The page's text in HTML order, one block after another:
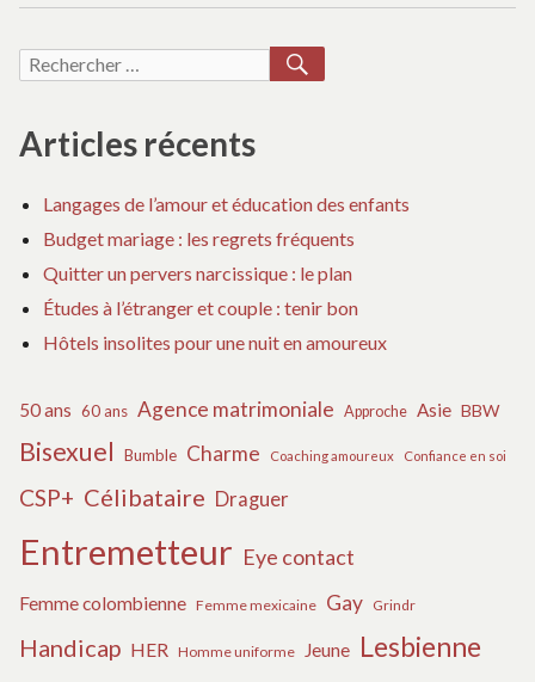
Recherche
Articles récents
Langages de l’amour et éducation des enfants
Budget mariage : les regrets fréquents
Quitter un pervers narcissique : le plan
Études à l’étranger et couple : tenir bon
Hôtels insolites pour une nuit en amoureux
50 ans 60 ans Agence matrimoniale Approche Asie BBW
Bisexuel Bumble Charme Coaching amoureux Confiance en soi
CSP+ Célibataire Draguer
Entremetteur Eye contact
Femme colombienne Femme mexicaine Gay Grindr
Handicap HER Homme uniforme Jeune Lesbienne